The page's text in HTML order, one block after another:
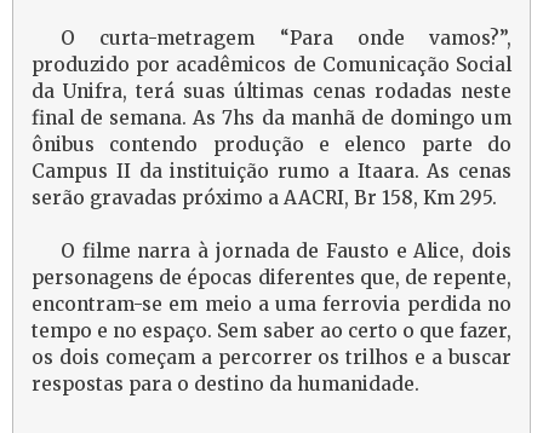
O curta-metragem “Para onde vamos?”,
produzido por acadêmicos de Comunicação Social
da Unifra, terá suas últimas cenas rodadas neste
final de semana. As 7hs da manhã de domingo um
ônibus contendo produção e elenco parte do
Campus II da instituição rumo a Itaara. As cenas
serão gravadas próximo a AACRI, Br 158, Km 295.
O filme narra à jornada de Fausto e Alice, dois
personagens de épocas diferentes que, de repente,
encontram-se em meio a uma ferrovia perdida no
tempo e no espaço. Sem saber ao certo o que fazer,
os dois começam a percorrer os trilhos e a buscar
respostas para o destino da humanidade.